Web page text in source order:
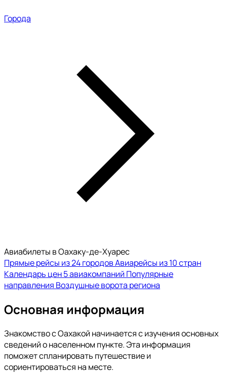
Города
Авиабилеты в Оахаку-де-Хуарес
Прямые рейсы из 24 городовАвиарейсы из 10 стран
Календарь цен5 авиакомпаний Популярные
направления Воздушные ворота региона
Основная информация
Знакомство с Оахакой начинается с изучения основных
сведений о населенном пункте. Эта информация
поможет спланировать путешествие и
сориентироваться на месте.